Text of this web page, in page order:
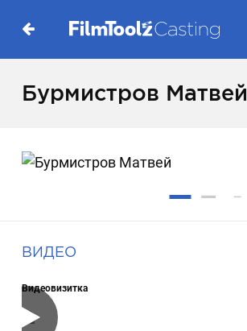
Бурмистров Матвей
ВИДЕО
Видеовизитка